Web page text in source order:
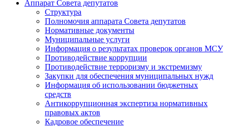
Аппарат Совета депутатов
Структура
Полномочия аппарата Совета депутатов
Нормативные документы
Муниципальные услуги
Информация о результатах проверок органов МСУ
Противодействие коррупции
Противодействие терроризму и экстремизму
Закупки для обеспечения муниципальных нужд
Информация об использовании бюджетных
средств
Антикоррупционная экспертиза нормативных
правовых актов
Кадровое обеспечение